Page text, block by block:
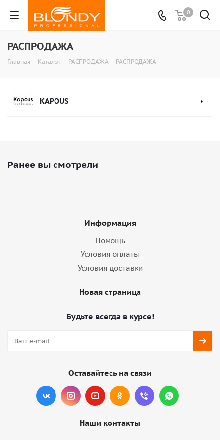
0
РАСПРОДАЖА
Главная - Каталог - РАСПРОДАЖА - РАСПРОДАЖА
KAPOUS
Ранее вы смотрели
Информация
Помощь
Условия оплаты
Условия доставки
Новая страница
Будьте всегда в курсе!
Оставайтесь на связи
Наши контакты